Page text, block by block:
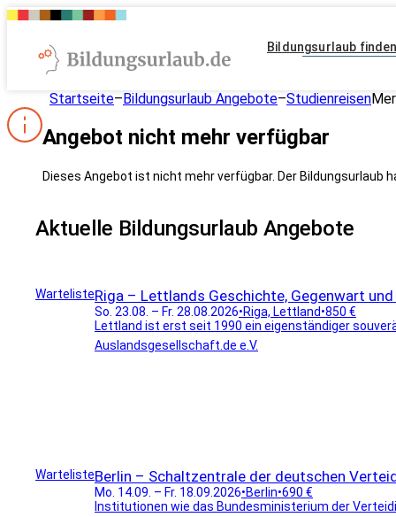
Bildungsurlaub finden
Startseite–Bildungsurlaub Angebote–Studienreisen
Angebot nicht mehr verfügbar
Dieses Angebot ist nicht mehr verfügbar. Der
Aktuelle Bildungsurlaub Angebote
WartelisteRiga – Lettlands Geschichte, Gegenwart
So. 23.08. – Fr. 28.08.2026•Riga, Lettland•850 €
Lettland ist erst seit 1990 ein eigenständiger
Auslandsgesellschaft.de e.V.
WartelisteBerlin – Schaltzentrale der deutschen
Mo. 14.09. – Fr. 18.09.2026•Berlin•690 €
Institutionen wie das Bundesministerium der